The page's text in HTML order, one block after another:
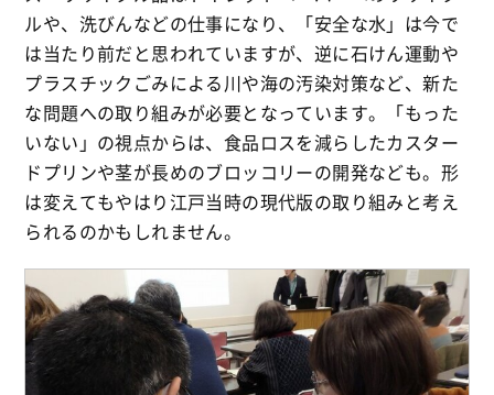
ルや、洗びんなどの仕事になり、「安全な水」は今で
は当たり前だと思われていますが、逆に石けん運動や
プラスチックごみによる川や海の汚染対策など、新た
な問題への取り組みが必要となっています。「もった
いない」の視点からは、食品ロスを減らしたカスター
ドプリンや茎が長めのブロッコリーの開発なども。形
は変えてもやはり江戸当時の現代版の取り組みと考え
られるのかもしれません。